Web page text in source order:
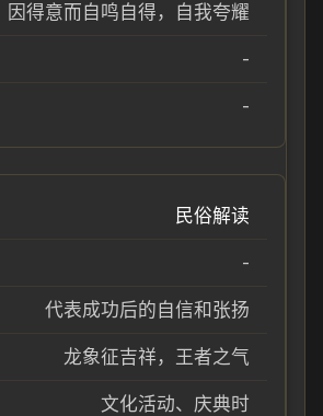
因得意而自鸣自得，自我夸耀
-
-
民俗解读
-
代表成功后的自信和张扬
龙象征吉祥，王者之气
文化活动、庆典时